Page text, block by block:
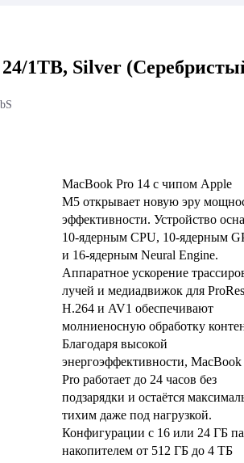
1TB, Silver
MacBook Pro 14 с чипом Apple
M5 открывает новую эру
эффективности. Устройство
10‑ядерным CPU, 10‑ядерным
и 16‑ядерным Neural Engine.
Аппаратное ускорение
лучей и медиадвижок для
H.264 и AV1 обеспечивают
молниеносную обработку
Благодаря высокой
энергоэффективности, MacBook
Pro работает до 24 часов без
подзарядки и остаётся
тихим даже под нагрузкой.
Конфигурации с 16 или 24 ГБ
накопителем от 512 ГБ до 4 ТБ